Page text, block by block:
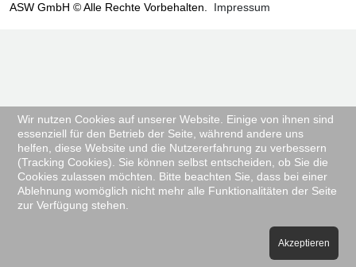
ASW GmbH © Alle Rechte Vorbehalten. Impressum
Wir nutzen Cookies auf unserer Website. Einige von ihnen sind
essenziell für den Betrieb der Seite, während andere uns
helfen, diese Website und die Nutzererfahrung zu verbessern
(Tracking Cookies). Sie können selbst entscheiden, ob Sie die
Cookies zulassen möchten. Bitte beachten Sie, dass bei einer
Ablehnung womöglich nicht mehr alle Funktionalitäten der Seite
zur Verfügung stehen.
Akzeptieren